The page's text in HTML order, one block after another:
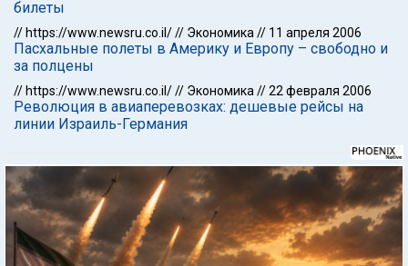
билеты
// https://www.newsru.co.il/// Экономика // 11 апреля 2006
Пасхальные полеты в Америку и Европу – свободно и
за полцены
// https://www.newsru.co.il/// Экономика //22 февраля 2006
Революция в авиаперевозках: дешевые рейсы на
линии Израиль-Германия